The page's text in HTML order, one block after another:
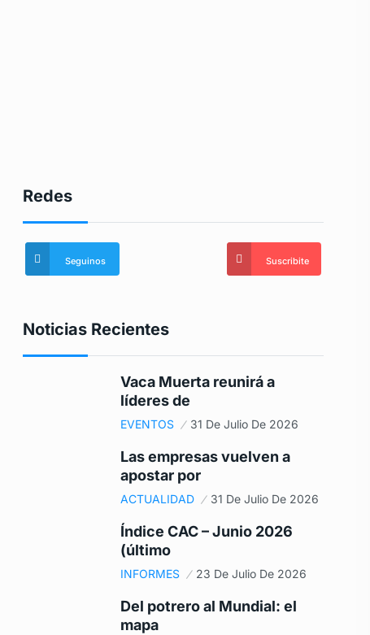
Redes
Seguinos Suscribite
Noticias Recientes
Vaca Muerta reunirá a
líderes de
EVENTOS 31 De Julio De 2026
Las empresas vuelven a
apostar por
ACTUALIDAD 31 De Julio De 2026
Índice CAC – Junio 2026
(último
INFORMES 23 De Julio De 2026
Del potrero al Mundial: el
mapa